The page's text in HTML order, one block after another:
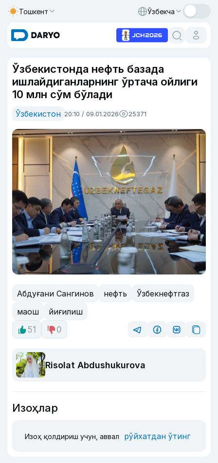
Тошкент Ўзбекча
Ўзбекистонда нефть базада
ишлайдиганларнинг ўртача ойлиги
10 млн сўм бўлади
Ўзбекистон 20:10 / 09.01.2026 25371
Абдуғани Сангинов нефть
Ўзбекнефтгаз
маош
йиғилиш
51
0
Risolat Abdushukurova
Изоҳлар
Изоҳ қолдириш учун, аввал рўйхатдан ўтинг